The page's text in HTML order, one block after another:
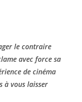
le contraire
avec force sa
de cinéma
à vous laisser